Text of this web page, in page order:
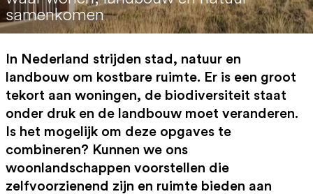
samenkomen
In Nederland strijden stad, natuur en
landbouw om kostbare ruimte. Er is een groot
tekort aan woningen, de biodiversiteit staat
onder druk en de landbouw moet veranderen.
Is het mogelijk om deze opgaves te
combineren? Kunnen we ons
woonlandschappen voorstellen die
zelfvoorzienend zijn en ruimte bieden aan